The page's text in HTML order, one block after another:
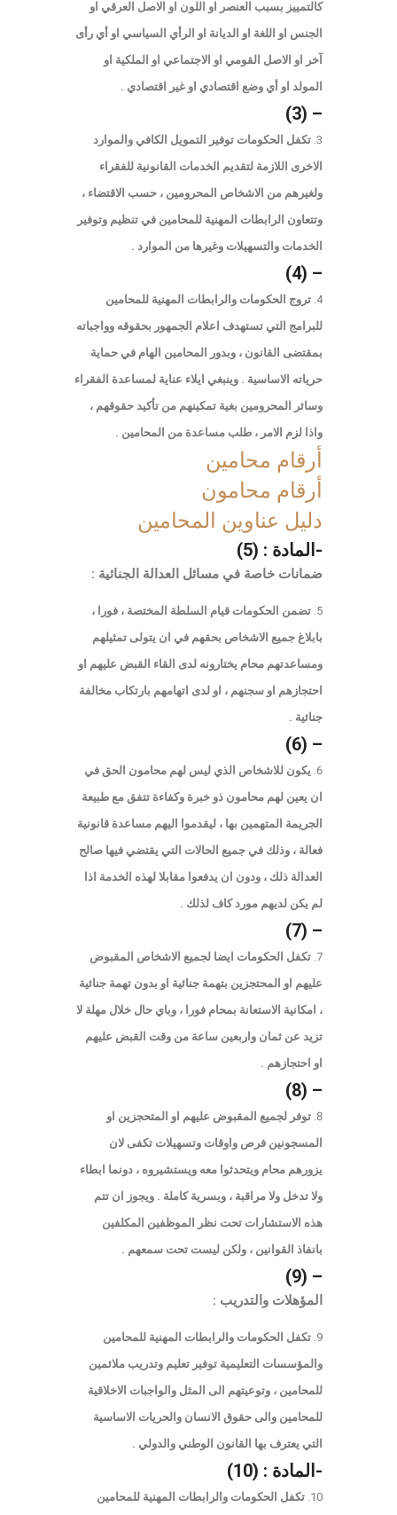
كالتمييز بسبب العنصر او اللون او الاصل العرقي او
الجنس او اللغة او الديانة او الرأي السياسي او أي رأى
آخر او الاصل القومي او الاجتماعي او الملكية او
المولد او أي وضع اقتصادي او غير اقتصادي .
– (3)
تكفل الحكومات توفير التمويل الكافي والموارد
الاخرى اللازمة لتقديم الخدمات القانونية للفقراء
ولغيرهم من الاشخاص المحرومين ، حسب الاقتضاء ،
وتتعاون الرابطات المهنية للمحامين في تنظيم وتوفير
الخدمات والتسهيلات وغيرها من الموارد .
– (4)
تروج الحكومات والرابطات المهنية للمحامين
للبرامج التي تستهدف اعلام الجمهور بحقوقه وواجباته
بمقتضى القانون ، وبدور المحامين الهام في حماية
حرياته الاساسية . وينبغي ايلاء عناية لمساعدة الفقراء
وسائر المحرومين بغية تمكينهم من تأكيد حقوقهم ،
واذا لزم الامر ، طلب مساعدة من المحامين .
أرقام محامين
أرقام محامون
دليل عناوين المحامين
-المادة : (5)
ضمانات خاصة في مسائل العدالة الجنائية :
تضمن الحكومات قيام السلطة المختصة ، فورا ،
بابلاغ جميع الاشخاص بحقهم في ان يتولى تمثيلهم
ومساعدتهم محام يختارونه لدى القاء القبض عليهم او
احتجازهم او سجنهم ، او لدى اتهامهم بارتكاب مخالفة
جنائية .
– (6)
يكون للاشخاص الذي ليس لهم محامون الحق في
ان يعين لهم محامون ذو خبرة وكفاءة تتفق مع طبيعة
الجريمة المتهمين بها ، ليقدموا اليهم مساعدة قانونية
فعالة ، وذلك في جميع الحالات التي يقتضي فيها صالح
العدالة ذلك ، ودون ان يدفعوا مقابلا لهذه الخدمة اذا
لم يكن لديهم مورد كاف لذلك .
– (7)
تكفل الحكومات ايضا لجميع الاشخاص المقبوض
عليهم او المحتجزين بتهمة جنائية او بدون تهمة جنائية
، امكانية الاستعانة بمحام فورا ، وباي حال خلال مهلة لا
تزيد عن ثمان واربعين ساعة من وقت القبض عليهم
او احتجازهم .
– (8)
توفر لجميع المقبوض عليهم او المتحجزين او
المسجونين فرص واوقات وتسهيلات تكفى لان
يزورهم محام ويتحدثوا معه ويستشيروه ، دونما ابطاء
ولا تدخل ولا مراقبة ، وبسرية كاملة . ويجوز ان تتم
هذه الاستشارات تحت نظر الموظفين المكلفين
بانفاذ القوانين ، ولكن ليست تحت سمعهم .
– (9)
المؤهلات والتدريب :
تكفل الحكومات والرابطات المهنية للمحامين
والمؤسسات التعليمية توفير تعليم وتدريب ملائمين
للمحامين ، وتوعيتهم الى المثل والواجبات الاخلاقية
للمحامين والى حقوق الانسان والحريات الاساسية
التي يعترف بها القانون الوطني والدولي .
-المادة : (10)
تكفل الحكومات والرابطات المهنية للمحامين